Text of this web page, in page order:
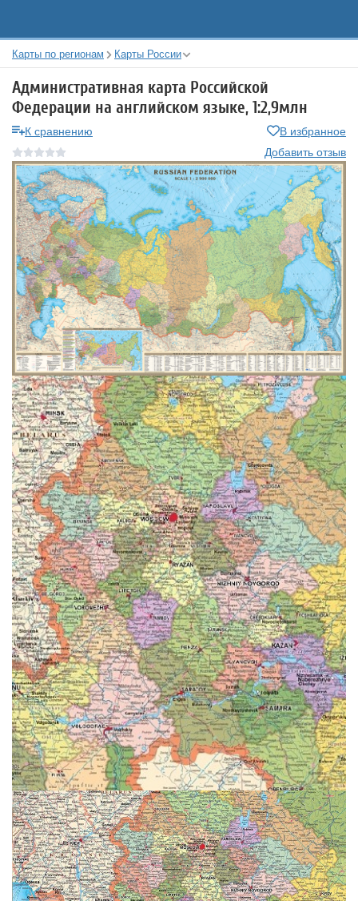
Карты по регионам Карты России
Административная карта Российской
Федерации на английском языке, 1:2,9млн
К сравнению
В избранное
Добавить отзыв